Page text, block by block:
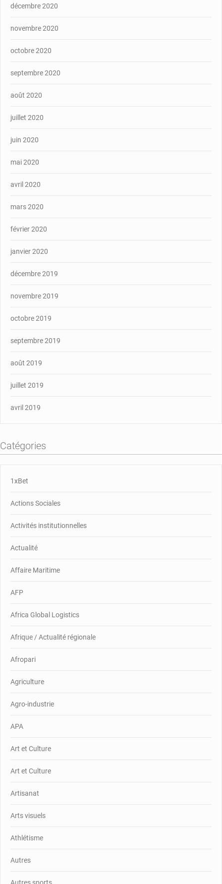
décembre 2020
novembre 2020
octobre 2020
septembre 2020
août 2020
juillet 2020
juin 2020
mai 2020
avril 2020
mars 2020
février 2020
janvier 2020
décembre 2019
novembre 2019
octobre 2019
septembre 2019
août 2019
juillet 2019
avril 2019
Catégories
1xBet
Actions Sociales
Activités institutionnelles
Actualité
Affaire Maritime
AFP
Africa Global Logistics
Afrique / Actualité régionale
Afropari
Agriculture
Agro-industrie
APA
Art et Culture
Art et Culture
Artisanat
Arts visuels
Athlétisme
Autres